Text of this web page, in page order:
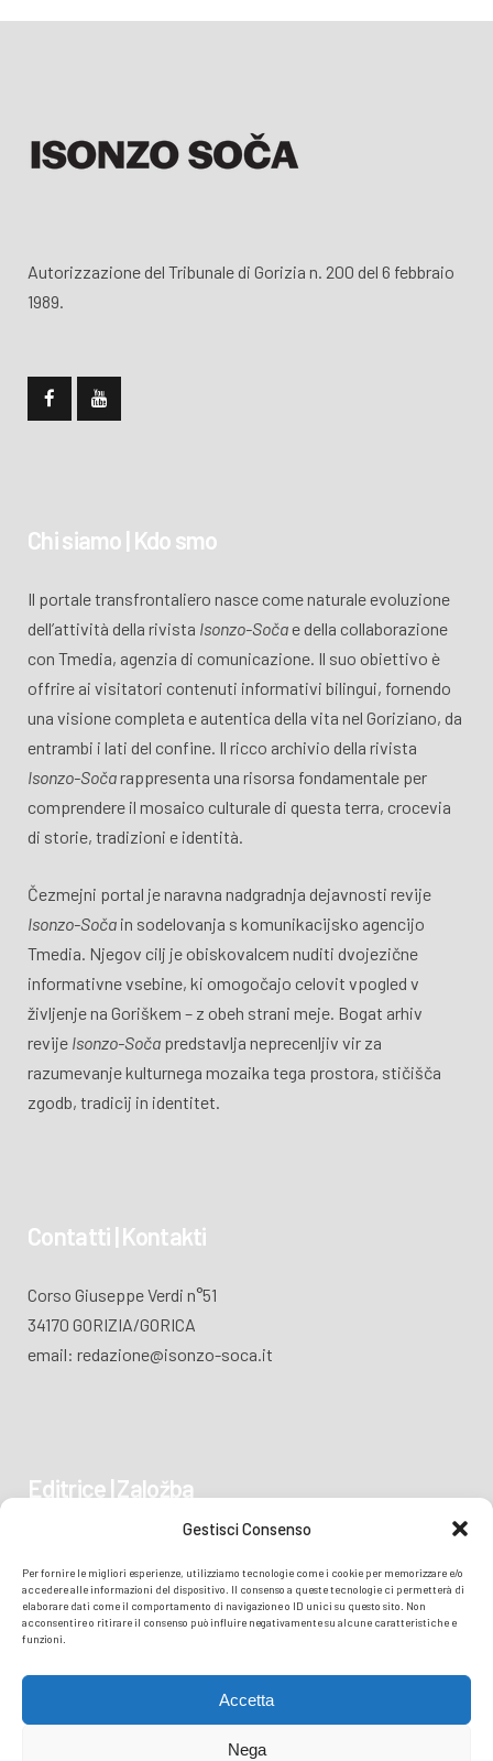
Gestisci Consenso
Per fornire le migliori esperienze, utilizziamo tecnologie come i cookie per memorizzare e/o
accedere alle informazioni del dispositivo. Il consenso a queste tecnologie ci permetterà di
elaborare dati come il comportamento di navigazione o ID unici su questo sito. Non
acconsentire o ritirare il consenso può influire negativamente su alcune caratteristiche e
funzioni.
Accetta
Nega
Autorizzazione del Tribunale di Gorizia n. 200 del 6 febbraio
1989.
Chi siamo | Kdo smo
Il portale transfrontaliero nasce come naturale evoluzione
dell’attività della rivista Isonzo-Sočae della collaborazione
con Tmedia, agenzia di comunicazione. Il suo obiettivo è
offrire ai visitatori contenuti informativi bilingui, fornendo
una visione completa e autentica della vita nel Goriziano, da
entrambi i lati del confine. Il ricco archivio della rivista
Isonzo-Sočarappresenta una risorsa fondamentale per
comprendere il mosaico culturale di questa terra, crocevia
di storie, tradizioni e identità.
Čezmejni portal je naravna nadgradnja dejavnosti revije
Isonzo-Soča in sodelovanja s komunikacijsko agencijo
Tmedia. Njegov cilj je obiskovalcem nuditi dvojezične
informativne vsebine, ki omogočajo celovit vpogled v
življenje na Goriškem – z obeh strani meje. Bogat arhiv
revije Isonzo-Soča predstavlja neprecenljiv vir za
razumevanje kulturnega mozaika tega prostora, stičišča
zgodb, tradicij in identitet.
Contatti | Kontakti
Corso Giuseppe Verdi n°51
34170 GORIZIA/GORICA
email: redazione@isonzo-soca.it
Editrice | Založba
34170 GORIZIA/GORICA